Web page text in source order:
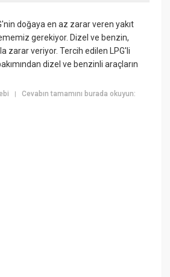
doğaya en az zarar veren yakıt
gerekiyor. Dizel ve benzin,
zarar veriyor. Tercih edilen LPG'li
dizel ve benzinli araçların
|Cevabın tamamını burada okuyun: